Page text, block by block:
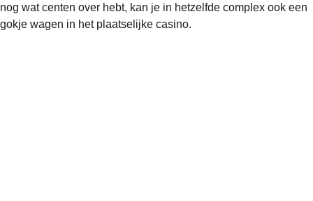
nog wat centen over hebt, kan je in hetzelfde complex ook een
gokje wagen in het plaatselijke casino.